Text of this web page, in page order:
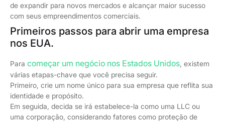
de expandir para novos mercados e alcançar maior sucesso
com seus empreendimentos comerciais.
Primeiros passos para abrir uma empresa
nos EUA.
Para começar um negócio nos Estados Unidos , existem
várias etapas-chave que você precisa seguir.
Primeiro, crie um nome único para sua empresa que reflita sua
identidade e propósito.
Em seguida, decida se irá estabelece-la como uma LLC ou
uma corporação, considerando fatores como proteção de